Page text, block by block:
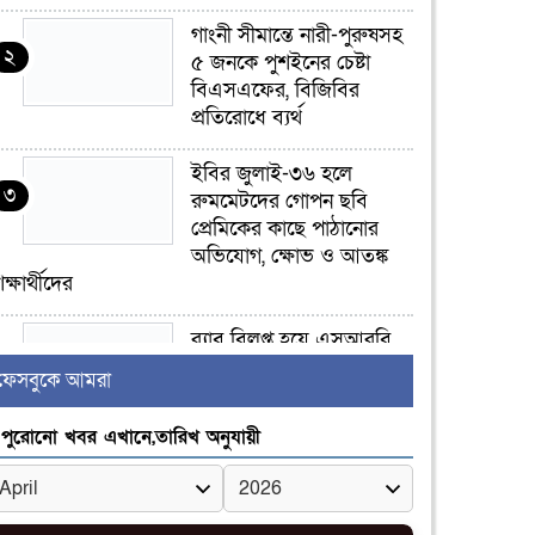
২
গাংনী সীমান্তে নারী-পুরুষসহ
৫ জনকে পুশইনের চেষ্টা
বিএসএফের, বিজিবির
প্রতিরোধে ব্যর্থ
৩
ইবির জুলাই-৩৬ হলে
রুমমেটদের গোপন ছবি
প্রেমিকের কাছে পাঠানোর
অভিযোগ, ক্ষোভ ও আতঙ্ক
৪
র‍্যাব বিলুপ্ত হয়ে এসআরবি,
৫
খোকসায় বিএনপি নেতা
নাফিজ আহমেদ রাজুর ওপর
সশস্ত্র হামলা, গুরুতর আহত
আমরা
পুরোনো খবর এখানে,তারিখ অনুযায়ী